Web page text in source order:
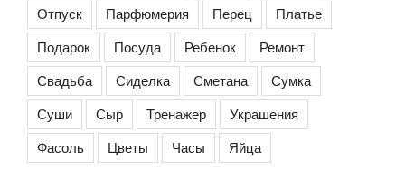
Отпуск
Парфюмерия Перец
Платье
Подарок
Посуда Ребенок
Ремонт
Свадьба
Сиделка Сметана
Сумка
Суши
Сыр Тренажер
Украшения
Фасоль
Цветы Часы Яйца